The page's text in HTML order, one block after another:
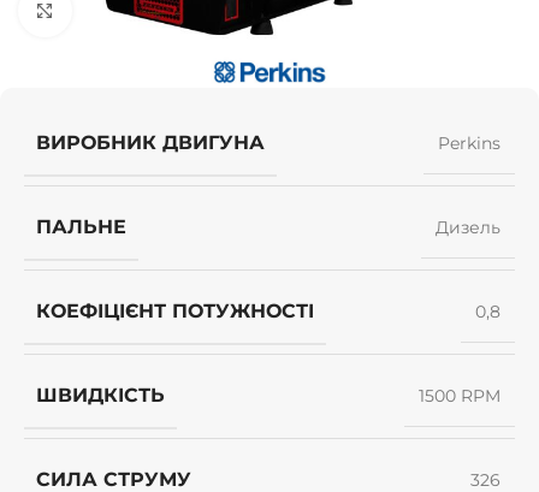
Клацніть, щоб збільшити
ВИРОБНИК ДВИГУНА Perkins
ПАЛЬНЕ Дизель
КОЕФІЦІЄНТ ПОТУЖНОСТІ 0,8
ШВИДКІСТЬ 1500 RPM
СИЛА СТРУМУ 326